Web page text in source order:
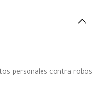
personales contra robos